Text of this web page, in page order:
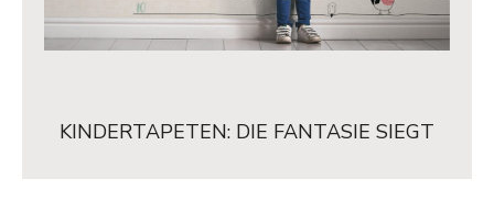
KINDERTAPETEN: DIE FANTASIE SIEGT